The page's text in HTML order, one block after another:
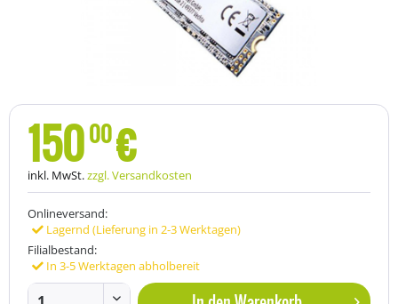
15000€
inkl. MwSt.zzgl. Versandkosten
Onlineversand:
Lagernd (Lieferung in 2-3 Werktagen)
Filialbestand:
In 3-5 Werktagen abholbereit